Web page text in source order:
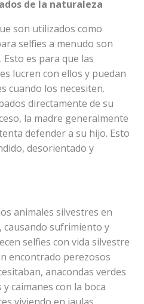
de la naturaleza
son utilizados como
selfies a menudo son
es para que las
lucren con ellos y puedan
cuando los necesiten.
directamente de su
la madre generalmente
defender a su hijo. Esto
desorientado y
animales silvestres en
sufrimiento y
selfies con vida silvestre
encontrado perezosos
anacondas verdes
caimanes con la boca
viviendo en jaulas